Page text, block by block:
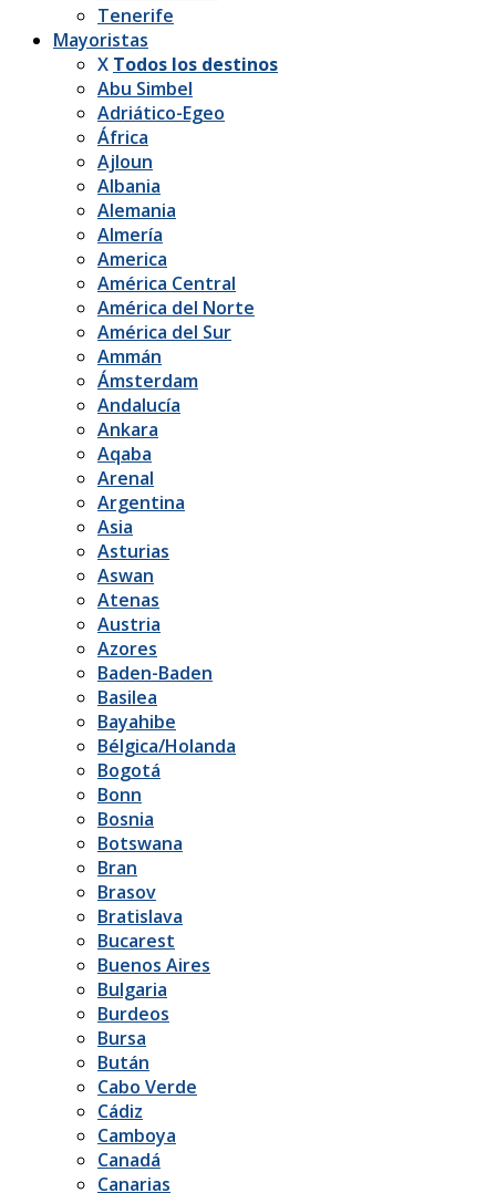
Tenerife
Mayoristas
X Todos los destinos
Abu Simbel
Adriático-Egeo
África
Ajloun
Albania
Alemania
Almería
America
América Central
América del Norte
América del Sur
Ammán
Ámsterdam
Andalucía
Ankara
Aqaba
Arenal
Argentina
Asia
Asturias
Aswan
Atenas
Austria
Azores
Baden-Baden
Basilea
Bayahibe
Bélgica/Holanda
Bogotá
Bonn
Bosnia
Botswana
Bran
Brasov
Bratislava
Bucarest
Buenos Aires
Bulgaria
Burdeos
Bursa
Bután
Cabo Verde
Cádiz
Camboya
Canadá
Canarias